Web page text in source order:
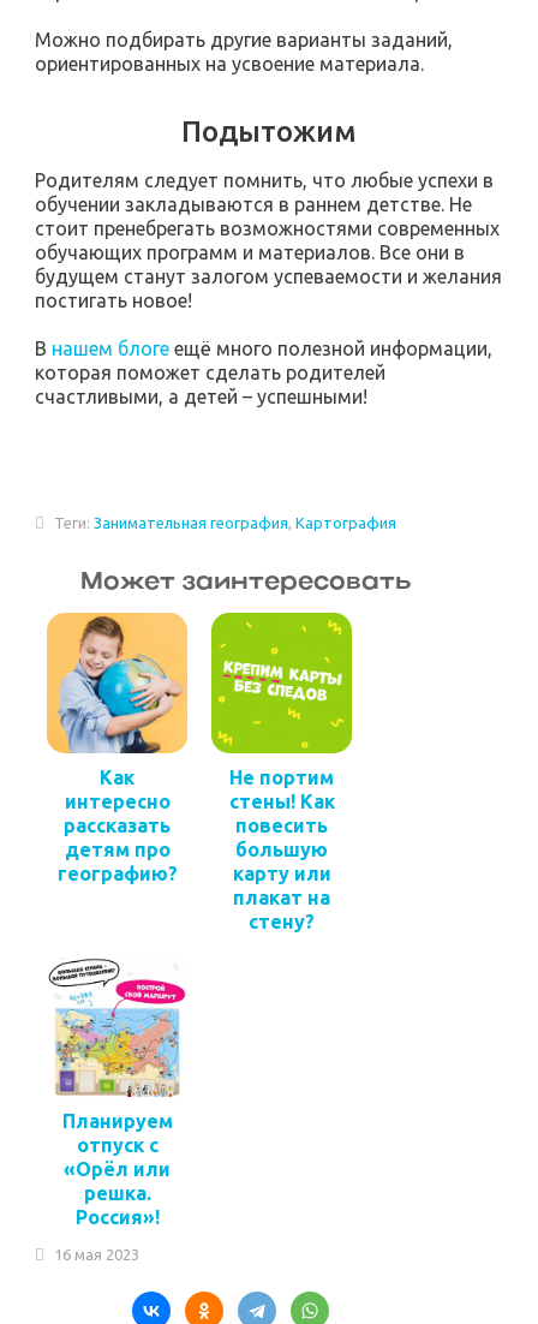
Можно подбирать другие варианты заданий,
ориентированных на усвоение материала.
Подытожим
Родителям следует помнить, что любые успехи в
обучении закладываются в раннем детстве. Не
стоит пренебрегать возможностями современных
обучающих программ и материалов. Все они в
будущем станут залогом успеваемости и желания
постигать новое!
В нашем блоге ещё много полезной информации,
которая поможет сделать родителей
счастливыми, а детей – успешными!
Теги: Занимательная география Картография
Может заинтересовать
Как
интересно
рассказать
детям про
географию?
Не портим
стены! Как
повесить
большую
карту или
плакат на
стену?
Планируем
отпуск с
«Орёл или
решка.
Россия»!
16 мая 2023